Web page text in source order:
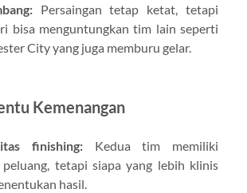
Persaingan tetap ketat, tetapi
bisa menguntungkan tim lain seperti
City yang juga memburu gelar.
Kemenangan
finishing:Kedua tim memiliki
peluang, tetapi siapa yang lebih klinis
hasil.